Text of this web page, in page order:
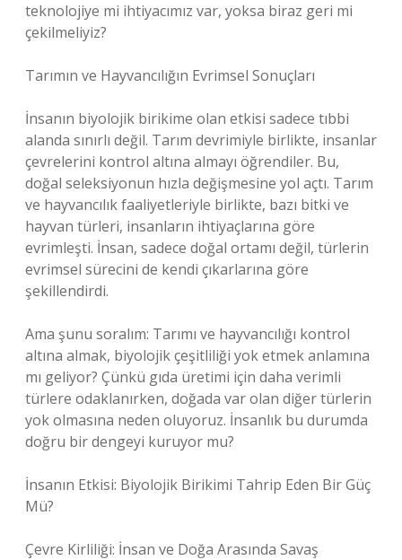
teknolojiye mi ihtiyacımız var, yoksa biraz geri mi
çekilmeliyiz?
Tarımın ve Hayvancılığın Evrimsel Sonuçları
İnsanın biyolojik birikime olan etkisi sadece tıbbi
alanda sınırlı değil. Tarım devrimiyle birlikte, insanlar
çevrelerini kontrol altına almayı öğrendiler. Bu,
doğal seleksiyonun hızla değişmesine yol açtı. Tarım
ve hayvancılık faaliyetleriyle birlikte, bazı bitki ve
hayvan türleri, insanların ihtiyaçlarına göre
evrimleşti. İnsan, sadece doğal ortamı değil, türlerin
evrimsel sürecini de kendi çıkarlarına göre
şekillendirdi.
Ama şunu soralım: Tarımı ve hayvancılığı kontrol
altına almak, biyolojik çeşitliliği yok etmek anlamına
mı geliyor? Çünkü gıda üretimi için daha verimli
türlere odaklanırken, doğada var olan diğer türlerin
yok olmasına neden oluyoruz. İnsanlık bu durumda
doğru bir dengeyi kuruyor mu?
İnsanın Etkisi: Biyolojik Birikimi Tahrip Eden Bir Güç
Mü?
Çevre Kirliliği: İnsan ve Doğa Arasında Savaş